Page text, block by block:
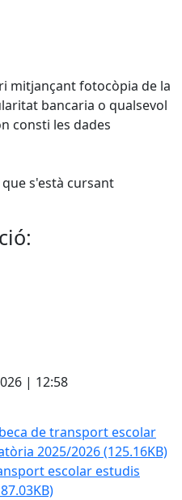
mitjançant fotocòpia de la
bancaria o qualsevol
consti les dades
s'està cursant
| 12:58
de transport escolar
2025/2026(125.16KB)
escolar estudis